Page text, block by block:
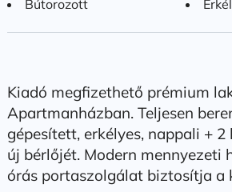
Bútorozott
Kiadó megfizethető prémium
Apartmanházban. Teljesen
gépesített, erkélyes, nappali +
új bérlőjét. Modern mennyezeti
órás portaszolgálat biztosítja a